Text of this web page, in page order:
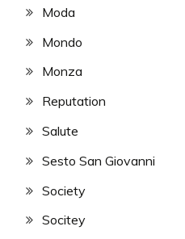
Moda
Mondo
Monza
Reputation
Salute
Sesto San Giovanni
Society
Socitey